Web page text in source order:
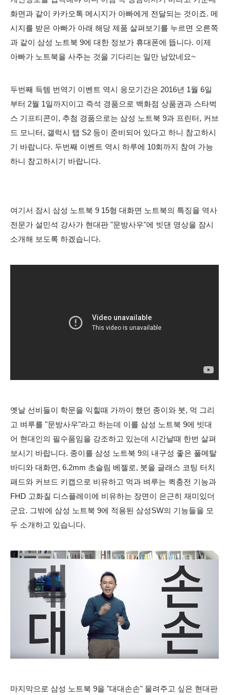
화면과 같이 카카오톡 메시지가 아빠에게 전달되는 것이죠. 메
시지를 받은 아빠가 아래 해당 제품 살펴보기를 누르면 오른쪽
과 같이 삼성 노트북 9에 대한 정보가 휴대폰에 뜹니다. 이제
아빠가 노트북을 사주는 것을 기다리는 일만 남았네요~
두번째 득템 번역기 이벤트 역시 응모기간은 2016년 1월 6일
부터 2월 1일까지이고 즉석 경품으로 백화점 상품권과 스타벅
스 기프티콘이, 추첨 경품으로는 삼성 노트북 9과 프린터, 커브
드 모니터, 갤럭시 탭 S2 등이
준비되어 있다고 하니 참고하시
기 바랍니다. 두번째 이벤트 역시 하루에 10회까지 참여 가능
하니 참고하시기 바랍니다.
여기서 잠시 삼성 노트북 9 15형 대화면 노트북의 특징을 역사
전문가 설민석 강사가 현대판 "문방사우"에 빗댄 영상을 잠시
소개해 보도록 하겠습니다.
옛날 선비들이 학문을 익힐때 가까이 했던 종이와 붓, 먹 그리
고 벼루를 "문방사우"라고 하는데 이를 삼성 노트북 9에 빗대
어 현대인의 필수품임을 강조하고 있는데 시간날때 한번 살펴
보시기 바랍니다. 종이를 삼성 노트북 9의 내구성 좋은 풀메탈
바디와 대화면, 6.2mm 초슬림 베젤로, 붓을 글래스 코팅 터치
패드와 커브드 키캡으로 비유하고 먹과 벼루는 퀵충전 기능과
FHD 고화질 디스플레이에 비유하는 장면이 은근히 재미있더
군요. 그밖에 삼성 노트북 9에 적용된 삼성SW의 기능들을 모
두 소개하고 있습니다.
마지막으로 삼성 노트북 9을 "대대손손" 물려주고 싶은 현대판